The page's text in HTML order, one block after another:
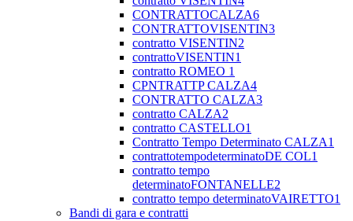
CONTRATTOCALZA6
CONTRATTOVISENTIN3
contratto VISENTIN2
contrattoVISENTIN1
contratto ROMEO 1
CPNTRATTP CALZA4
CONTRATTO CALZA3
contratto CALZA2
contratto CASTELLO1
Contratto Tempo Determinato CALZA1
contrattotempodeterminatoDE COL1
contratto tempo
determinatoFONTANELLE2
contratto tempo determinatoVAIRETTO1
Bandi di gara e contratti